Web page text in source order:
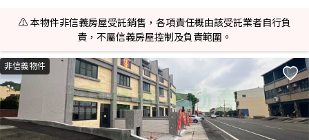
⚠️ 本物件非信義房屋受託銷售，各項責任概由該受託業者自行負
責，不屬信義房屋控制及負責範圍。
非信義物件